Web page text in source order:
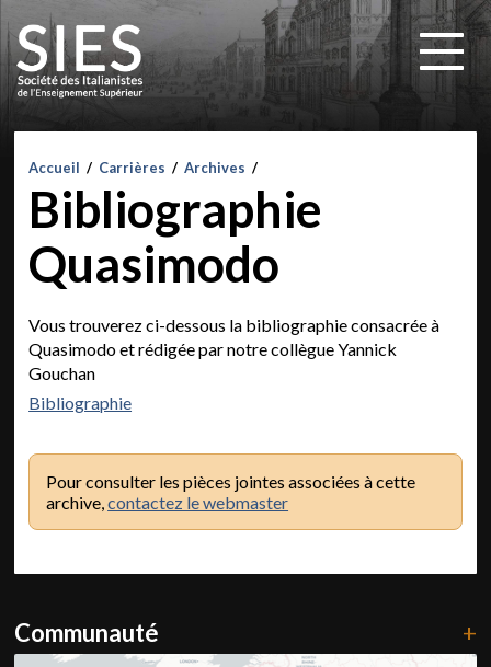
Accueil / Carrières / Archives /
Bibliographie
Quasimodo
Vous trouverez ci-dessous la bibliographie consacrée à
Quasimodo et rédigée par notre collègue Yannick
Gouchan
Bibliographie
Pour consulter les pièces jointes associées à cette
archive,contactez le webmaster
Communauté +